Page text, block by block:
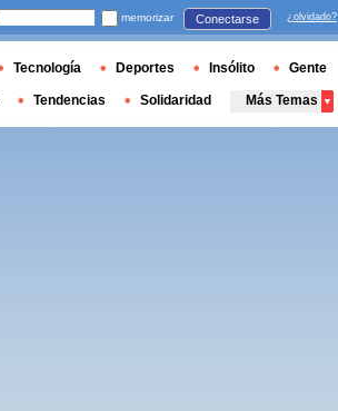
memorizar Conectarse ¿olvidado?
Tecnología Deportes Insólito Gente
Tendencias Solidaridad Más Temas